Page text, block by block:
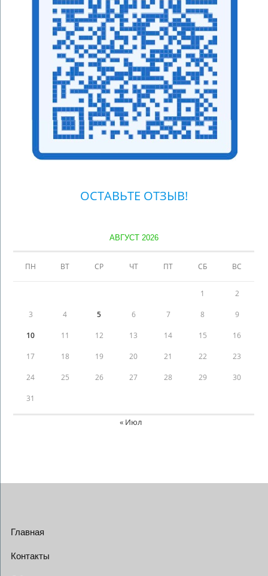
ОСТАВЬТЕ ОТЗЫВ!
АВГУСТ 2026
ПН ВТ СР ЧТ ПТ СБ ВС
1 2
3 4 5 6 7 8 9
10 11 12 13 14 15 16
17 18 19 20 21 22 23
24 25 26 27 28 29 30
31
« Июл
Главная
Контакты